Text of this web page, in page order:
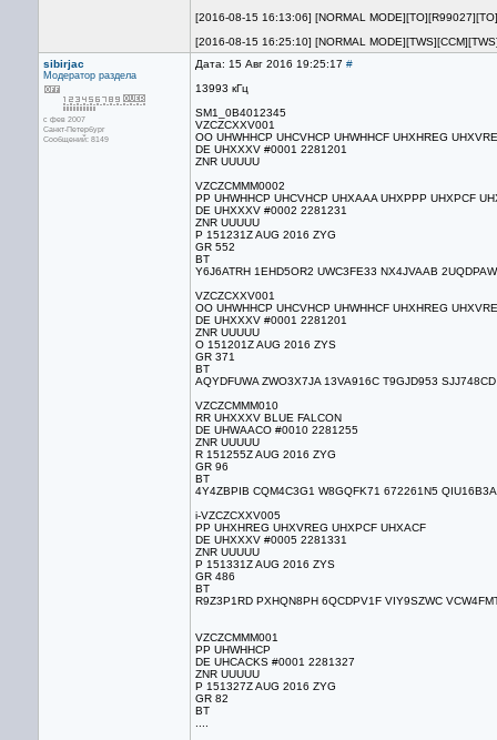
[2016-08-15 16:13:06] [NORMAL
[2016-08-15 16:25:10] [NORMAL
sibirjac
Модератор раздела
с фев 2007
Санкт-Петербург
Сообщений: 8149
Дата: 15 Авг 2016 19:25:17 #
13993 кГц
SM1_0B4012345
VZCZCXXV001
OO UHWHHCP UHCVHCP UHWHHCF UHXHREG
DE UHXXXV #0001 2281201
ZNR UUUUU
VZCZCMMM0002
PP UHWHHCP UHCVHCP UHXAAA UHXPPP UHXPCF
DE UHXXXV #0002 2281231
ZNR UUUUU
P 151231Z AUG 2016 ZYG
GR 552
BT
Y6J6ATRH 1EHD5OR2 UWC3FE33 NX4JVAAB
VZCZCXXV001
OO UHWHHCP UHCVHCP UHWHHCF UHXHREG
DE UHXXXV #0001 2281201
ZNR UUUUU
O 151201Z AUG 2016 ZYS
GR 371
BT
AQYDFUWA ZWO3X7JA 13VA916C T9GJD953
VZCZCMMM010
RR UHXXXV BLUE FALCON
DE UHWAACO #0010 2281255
ZNR UUUUU
R 151255Z AUG 2016 ZYG
GR 96
BT
4Y4ZBPIB CQM4C3G1 W8GQFK71 672261N5
i-VZCZCXXV005
PP UHXHREG UHXVREG UHXPCF UHXACF
DE UHXXXV #0005 2281331
ZNR UUUUU
P 151331Z AUG 2016 ZYS
GR 486
BT
R9Z3P1RD PXHQN8PH 6QCDPV1F VIY9SZWC
VZCZCMMM001
PP UHWHHCP
DE UHCACKS #0001 2281327
ZNR UUUUU
P 151327Z AUG 2016 ZYG
GR 82
BT